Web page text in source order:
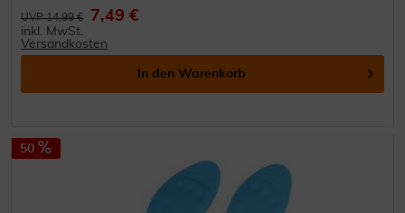
UVP 14,99 € 7,49 €
inkl. MwSt.
Versandkosten
In den Warenkorb
50